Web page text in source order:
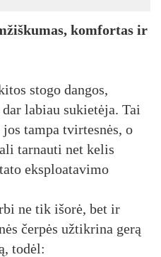
komfortas ir
stogo dangos,
labiau sukietėja. Tai
tampa tvirtesnės, o
tarnauti net kelis
eksploatavimo
ne tik išorė, bet ir
čerpės užtikrina gerą
todėl: